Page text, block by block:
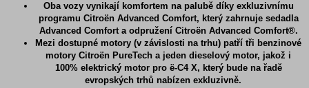
Oba vozy vynikají komfortem na palubě díky exkluzivnímu
programu Citroën Advanced Comfort, který zahrnuje sedadla
Advanced Comfort a odpružení Citroën Advanced Comfort®.
Mezi dostupné motory (v závislosti na trhu) patří tři benzinové
motory Citroën PureTech a jeden dieselový motor, jakož i
100% elektrický motor pro ë-C4 X, který bude na řadě
evropských trhů nabízen exkluzivně.